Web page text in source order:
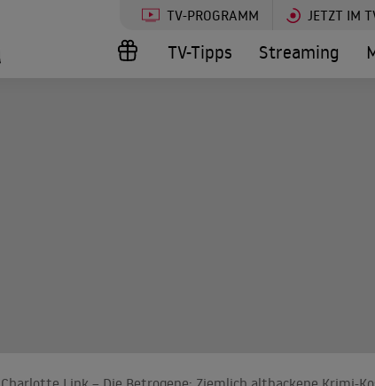
TV-PROGRAMM JETZT IM
TV-Tipps Streaming